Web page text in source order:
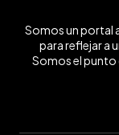
Somos un portal
para reflejar a
Somos el punto